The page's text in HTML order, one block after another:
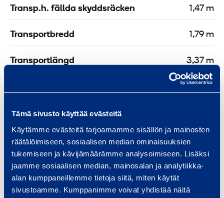
Tämä sivusto käyttää evästeitä
Käytämme evästeitä tarjoamamme sisällön ja mainosten
räätälöimiseen, sosiaalisen median ominaisuuksien
tukemiseen ja kävijämäärämme analysoimiseen. Lisäksi
jaamme sosiaalisen median, mainosalan ja analytiikka-
alan kumppaneillemme tietoja siitä, miten käytät
sivustoamme. Kumppanimme voivat yhdistää näitä
X
Transp.h. fällda skyddsräcken 1,47 m
Transportbredd 1,79 m
Transportlängd 3,37 m
Diesel
Plattform längd
Bränsletankvolym
Bränsleförbrukning 4,08 l/h
Plattform längd, utfälld 3,81 m